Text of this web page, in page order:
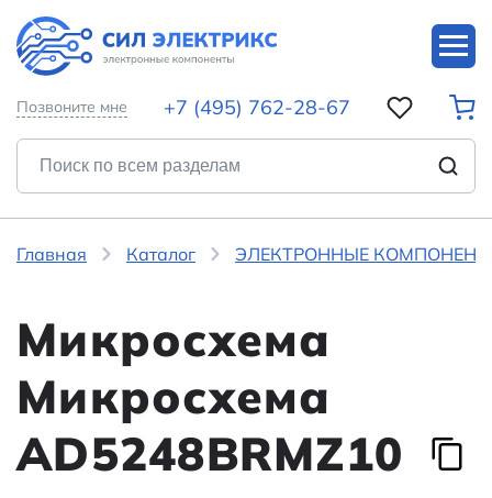
Позвоните мне +7 (495) 762-28-67
Главная Каталог ЭЛЕКТРОННЫЕ
Микросхема
Микросхема
AD5248BRMZ10